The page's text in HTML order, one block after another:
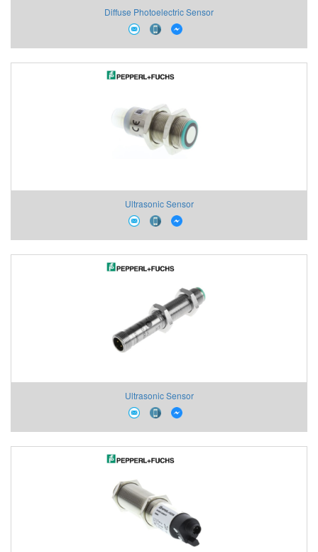
Diffuse Photoelectric Sensor
Ultrasonic Sensor
Ultrasonic Sensor